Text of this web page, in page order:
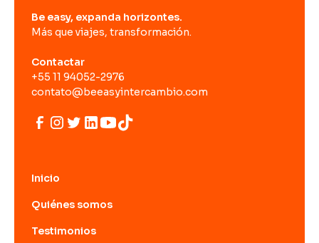
Be easy, expanda horizontes.
Más que viajes, transformación.
Contactar
+55 11 94052-2976
contato@beeasyintercambio.com
Inicio
Quiénes somos
Testimonios